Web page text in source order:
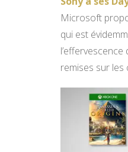
Microsoft
qui est
remises sur les